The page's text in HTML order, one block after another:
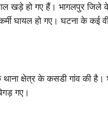
खड़े हो गए हैं। भागलपुर
घायल हो गए। घटना के कई
क्षेत्र के कसडी गांव की है।
गए।